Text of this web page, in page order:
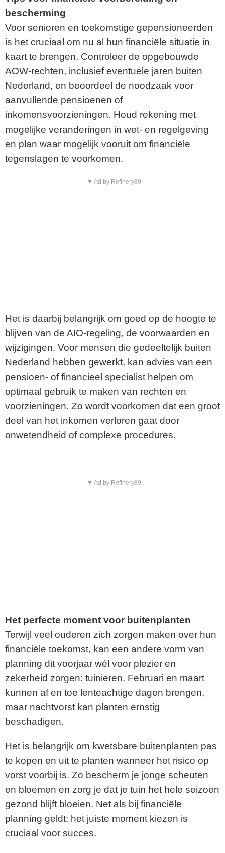
bescherming
Voor senioren en toekomstige gepensioneerden
is het cruciaal om nu al hun financiële situatie in
kaart te brengen. Controleer de opgebouwde
AOW-rechten, inclusief eventuele jaren buiten
Nederland, en beoordeel de noodzaak voor
aanvullende pensioenen of
inkomensvoorzieningen. Houd rekening met
mogelijke veranderingen in wet- en regelgeving
en plan waar mogelijk vooruit om financiële
tegenslagen te voorkomen.
▼ Ad by Refinery89
Het is daarbij belangrijk om goed op de hoogte te
blijven van de AIO-regeling, de voorwaarden en
wijzigingen. Voor mensen die gedeeltelijk buiten
Nederland hebben gewerkt, kan advies van een
pensioen- of financieel specialist helpen om
optimaal gebruik te maken van rechten en
voorzieningen. Zo wordt voorkomen dat een groot
deel van het inkomen verloren gaat door
onwetendheid of complexe procedures.
▼ Ad by Refinery89
Het perfecte moment voor buitenplanten
Terwijl veel ouderen zich zorgen maken over hun
financiële toekomst, kan een andere vorm van
planning dit voorjaar wél voor plezier en
zekerheid zorgen: tuinieren. Februari en maart
kunnen af en toe lenteachtige dagen brengen,
maar nachtvorst kan planten ernstig
beschadigen.
Het is belangrijk om kwetsbare buitenplanten pas
te kopen en uit te planten wanneer het risico op
vorst voorbij is. Zo bescherm je jonge scheuten
en bloemen en zorg je dat je tuin het hele seizoen
gezond blijft bloeien. Net als bij financiële
planning geldt: het juiste moment kiezen is
cruciaal voor succes.